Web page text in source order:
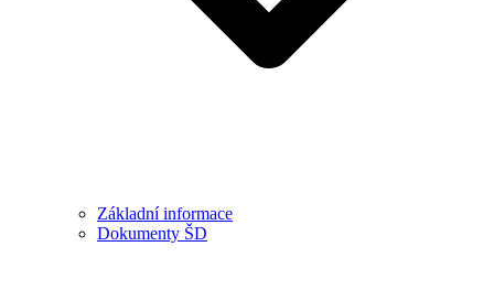
Základní informace
Dokumenty ŠD